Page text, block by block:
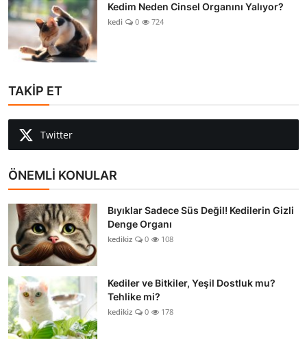
Kedim Neden Cinsel Organını Yalıyor?
kedi 0 724
TAKİP ET
Twitter
ÖNEMLİ KONULAR
Bıyıklar Sadece Süs Değil! Kedilerin Gizli
Denge Organı
kedikiz 0 108
Kediler ve Bitkiler, Yeşil Dostluk mu?
Tehlike mi?
kedikiz 0 178